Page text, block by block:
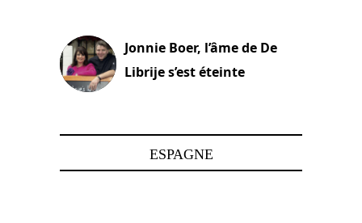
Jonnie Boer, l’âme de De
Librije s’est éteinte
ESPAGNE